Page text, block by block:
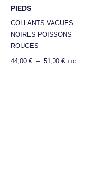
PIEDS
COLLANTS VAGUES
NOIRES POISSONS
ROUGES
44,00 € – 51,00 € TTC